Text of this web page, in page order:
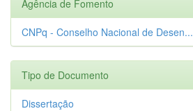
Agência de Fomento
CNPq - Conselho Nacional de Desen...
Tipo de Documento
Dissertação